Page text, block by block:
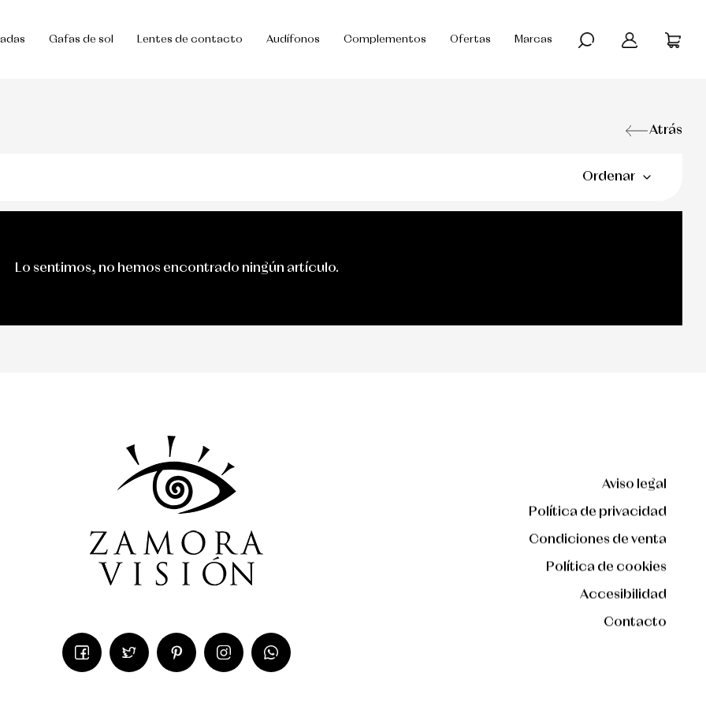
Gafas de sol Lentes de contacto Audífonos Complementos Ofertas Marcas
Atrás
Ordenar
Lo sentimos, no hemos encontrado ningún artículo.
Aviso legal
Política de privacidad
Condiciones de venta
Política de cookies
Accesibilidad
Contacto